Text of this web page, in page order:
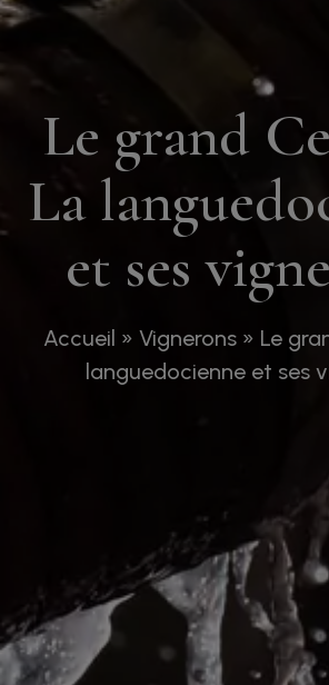
Le grand
La
et ses
Accueil » Vignerons» Le
languedocienne et ses
Pour visiter notre site, vous
d’acheter et de consommer de
législation de votre pays de
n’existe pas de législation sur